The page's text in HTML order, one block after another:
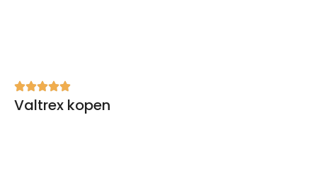
Valtrex kopen